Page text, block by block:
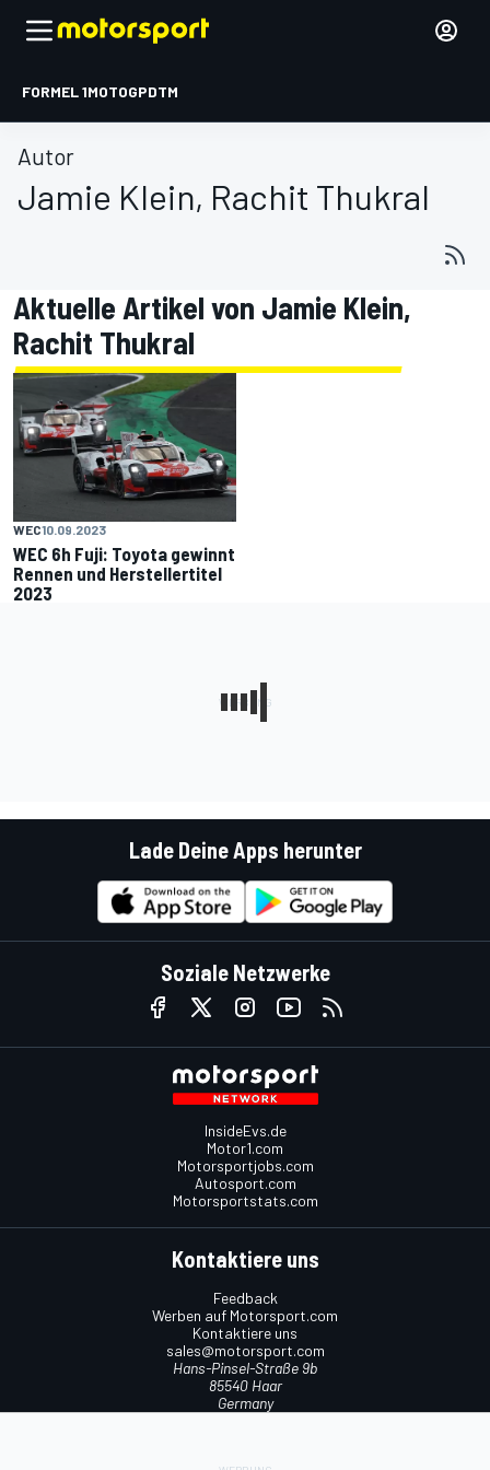
FORMEL 1MOTOGPDTM
Autor
Jamie Klein, Rachit Thukral
Aktuelle Artikel von Jamie Klein,
Rachit Thukral
WEC10.09.2023
WEC 6h Fuji: Toyota gewinnt
Rennen und Herstellertitel
2023
Lade Deine Apps herunter
Soziale Netzwerke
InsideEvs.de
Motor1.com
Motorsportjobs.com
Autosport.com
Motorsportstats.com
Kontaktiere uns
Feedback
Werben auf Motorsport.com
Kontaktiere uns
sales@motorsport.com
Hans-Pinsel-Straße 9b
85540 Haar
Germany